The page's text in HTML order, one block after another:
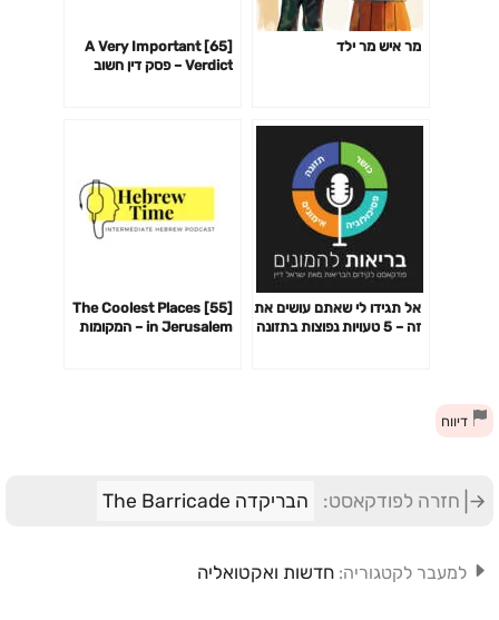
מר איש מר ילד
[65] A Very Important
Verdict – פסק דין חשוב
אל תגידו לי שאתם עושים את
זה – 5 טעויות נפוצות בתזונה
[55] The Coolest Places
in Jerusalem – המקומות
דיווח
חזרה לפודקאסט: הבריקדה The Barricade
למעבר לקטגוריה: חדשות ואקטואליה